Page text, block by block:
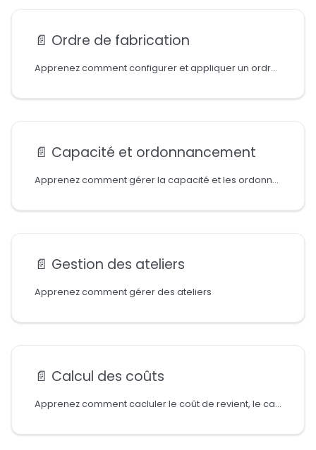
📄️ Ordre de fabrication
Apprenez comment configurer et appliquer un ordre de fabrication
📄️ Capacité et ordonnancement
Apprenez comment gérer la capacité et les ordonnancements sur les ordres de fabrication
📄️ Gestion des ateliers
Apprenez comment gérer des ateliers
📄️ Calcul des coûts
Apprenez comment cacluler le coût de revient, le calcul indirect et comment configurer les groupes de coûts